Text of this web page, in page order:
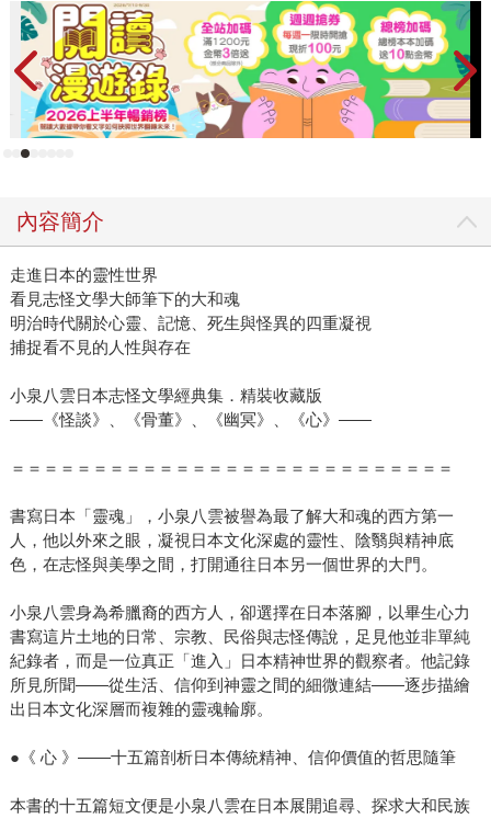
內容簡介
走進日本的靈性世界
看見志怪文學大師筆下的大和魂
明治時代關於心靈、記憶、死生與怪異的四重凝視
捕捉看不見的人性與存在
小泉八雲日本志怪文學經典集．精裝收藏版
——《怪談》、《骨董》、《幽冥》、《心》——
＝＝＝＝＝＝＝＝＝＝＝＝＝＝＝＝＝＝＝＝＝＝＝＝＝＝＝
書寫日本「靈魂」，小泉八雲被譽為最了解大和魂的西方第一
人，他以外來之眼，凝視日本文化深處的靈性、陰翳與精神底
色，在志怪與美學之間，打開通往日本另一個世界的大門。
小泉八雲身為希臘裔的西方人，卻選擇在日本落腳，以畢生心力
書寫這片土地的日常、宗教、民俗與志怪傳說，足見他並非單純
紀錄者，而是一位真正「進入」日本精神世界的觀察者。他記錄
所見所聞——從生活、信仰到神靈之間的細微連結——逐步描繪
出日本文化深層而複雜的靈魂輪廓。
●《 心 》——十五篇剖析日本傳統精神、信仰價值的哲思隨筆
本書的十五篇短文便是小泉八雲在日本展開追尋、探求大和民族